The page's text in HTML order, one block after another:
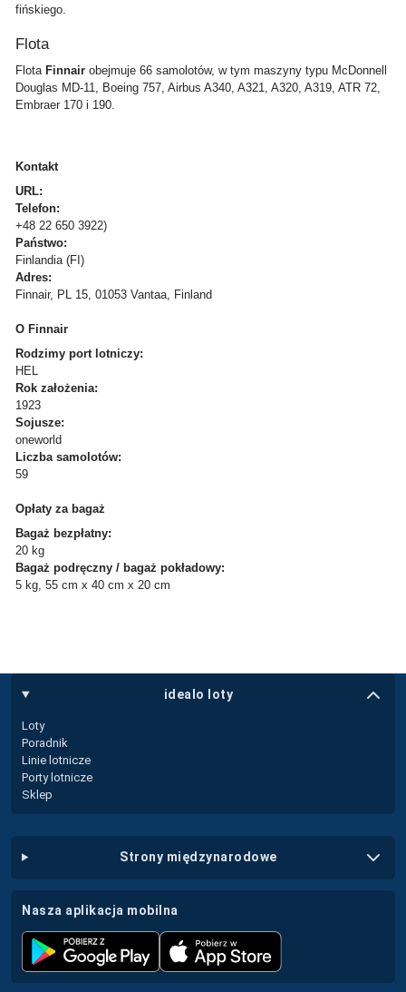
fińskiego.
Flota
Flota Finnair obejmuje 66 samolotów, w tym maszyny typu McDonnell
Douglas MD-11, Boeing 757, Airbus A340, A321, A320, A319, ATR 72,
Embraer 170 i 190.
Kontakt
URL:
Telefon:
+48 22 650 3922)
Państwo:
Finlandia (FI)
Adres:
Finnair, PL 15, 01053 Vantaa, Finland
O Finnair
Rodzimy port lotniczy:
HEL
Rok założenia:
1923
Sojusze:
oneworld
Liczba samolotów:
59
Opłaty za bagaż
Bagaż bezpłatny:
20 kg
Bagaż podręczny / bagaż pokładowy:
5 kg, 55 cm x 40 cm x 20 cm
idealo loty
Loty
Poradnik
Linie lotnicze
Porty lotnicze
Sklep
strony międzynarodowe
nasza aplikacja mobilna